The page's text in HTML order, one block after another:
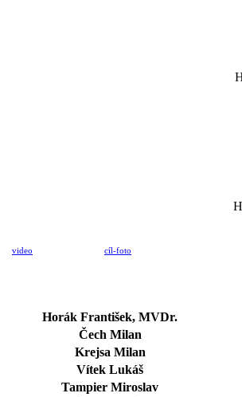
video cíl-foto
Horák František, MVDr.
Čech Milan
Krejsa Milan
Vítek Lukáš
Tampier Miroslav